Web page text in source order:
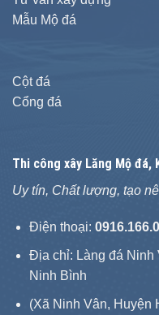
Mẫu Mộ đá
Cột đá
Cổng đá
Thi công xây Lăng Mộ đá,
Uy tín, Chất lượng, tạo
Điện thoại:
Địa chỉ: Làng đá Ninh
Ninh Bình
(Xã Ninh Vân, Huyện